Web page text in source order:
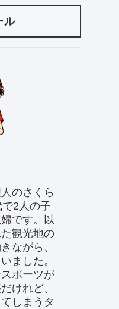
ル
のさくら
2人の子
です。以
観光地の
ながら、
ました。
ポーツが
けれど、
しまうタ